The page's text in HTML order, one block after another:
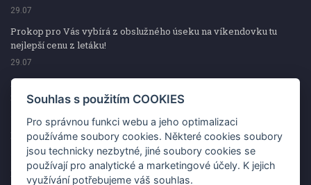
29.07
Prokop pro Vás vybírá z obslužného úseku na víkendovku tu
nejlepší cenu z letáku!
29.07
Prokop pro Vás vybírá z obslužného úseku na víkendovku tu
nejlepší cenu z letáku!
Kup špekáčky od Váhaly a vyhraj s naCOOPkou sekerku Fiskars
29.07
Prokop pro Vás vybírá na víkendovku ty nejlepší ceny z letáku!
Souhlas s použitím COOKIES
Pro správnou funkci webu a jeho optimalizaci
používáme soubory cookies. Některé cookies soubory
jsou technicky nezbytné, jiné soubory cookies se
používají pro analytické a marketingové účely. K jejich
využívání potřebujeme váš souhlas.